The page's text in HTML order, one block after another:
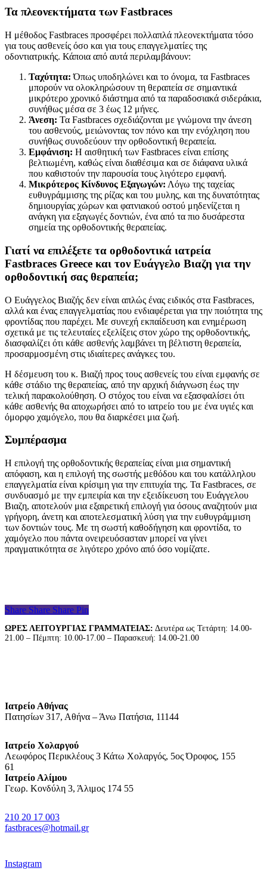
Τα πλεονεκτήματα των Fastbraces
Η μέθοδος Fastbraces προσφέρει πολλαπλά πλεονεκτήματα τόσο
για τους ασθενείς όσο και για τους επαγγελματίες της
οδοντιατρικής. Κάποια από αυτά περιλαμβάνουν:
Ταχύτητα: Όπως υποδηλώνει και το όνομα, τα Fastbraces
μπορούν να ολοκληρώσουν τη θεραπεία σε σημαντικά
μικρότερο χρονικό διάστημα από τα παραδοσιακά σιδεράκια,
συνήθως μέσα σε 3 έως 12 μήνες.
Άνεση: Τα Fastbraces σχεδιάζονται με γνώμονα την άνεση
του ασθενούς, μειώνοντας τον πόνο και την ενόχληση που
συνήθως συνοδεύουν την ορθοδοντική θεραπεία.
Εμφάνιση: Η αισθητική των Fastbraces είναι επίσης
βελτιωμένη, καθώς είναι διαθέσιμα και σε διάφανα υλικά
που καθιστούν την παρουσία τους λιγότερο εμφανή.
Μικρότερος Κίνδυνος Εξαγωγών: Λόγω της ταχείας
ευθυγράμμισης της ρίζας και του μυλης, και της δυνατότητας
δημιουργίας χώρων και φατνιακού οστού μηδενίζεται η
ανάγκη για εξαγωγές δοντιών, ένα από τα πιο δυσάρεστα
σημεία της ορθοδοντικής θεραπείας.
Γιατί να επιλέξετε τα ορθοδοντικά ιατρεία
Fastbraces Greece και τον Ευάγγελο Βιαζη για την
ορθοδοντική σας θεραπεία;
Ο Ευάγγελος Βιαζής δεν είναι απλώς ένας ειδικός στα Fastbraces,
αλλά και ένας επαγγελματίας που ενδιαφέρεται για την ποιότητα της
φροντίδας που παρέχει. Με συνεχή εκπαίδευση και ενημέρωση
σχετικά με τις τελευταίες εξελίξεις στον χώρο της ορθοδοντικής,
διασφαλίζει ότι κάθε ασθενής λαμβάνει τη βέλτιστη θεραπεία,
προσαρμοσμένη στις ιδιαίτερες ανάγκες του.
Η δέσμευση του κ. Βιαζή προς τους ασθενείς του είναι εμφανής σε
κάθε στάδιο της θεραπείας, από την αρχική διάγνωση έως την
τελική παρακολούθηση. Ο στόχος του είναι να εξασφαλίσει ότι
κάθε ασθενής θα αποχωρήσει από το ιατρείο του με ένα υγιές και
όμορφο χαμόγελο, που θα διαρκέσει μια ζωή.
Συμπέρασμα
Η επιλογή της ορθοδοντικής θεραπείας είναι μια σημαντική
απόφαση, και η επιλογή της σωστής μεθόδου και του κατάλληλου
επαγγελματία είναι κρίσιμη για την επιτυχία της. Τα Fastbraces, σε
συνδυασμό με την εμπειρία και την εξειδίκευση του Ευάγγελου
Βιαζη, αποτελούν μια εξαιρετική επιλογή για όσους αναζητούν μια
γρήγορη, άνετη και αποτελεσματική λύση για την ευθυγράμμιση
των δοντιών τους. Με τη σωστή καθοδήγηση και φροντίδα, το
χαμόγελο που πάντα ονειρευόσασταν μπορεί να γίνει
πραγματικότητα σε λιγότερο χρόνο από όσο νομίζατε.
Share Share Share Pin
ΩΡΕΣ ΛΕΙΤΟΥΡΓΙΑΣ ΓΡΑΜΜΑΤΕΙΑΣ: Δευτέρα ως Τετάρτη: 14.00-
21.00 – Πέμπτη: 10.00-17.00 – Παρασκευή: 14.00-21.00
Ιατρείο Αθήνας
Πατησίων 317, Αθήνα – Άνω Πατήσια, 11144
Ιατρείο Χολαργού
Λεωφόρος Περικλέους 3 Κάτω Χολαργός, 5ος Όροφος, 155
61
Ιατρείο Αλίμου
Γεωρ. Κονδύλη 3, Άλιμος 174 55
210 20 17 003
fastbraces@hotmail.gr
Instagram